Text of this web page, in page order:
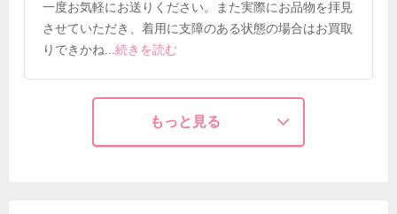
一度お気軽にお送りください。また実際にお品物を拝見
させていただき、着用に支障のある状態の場合はお買取
りできかね...続きを読む
もっと見る